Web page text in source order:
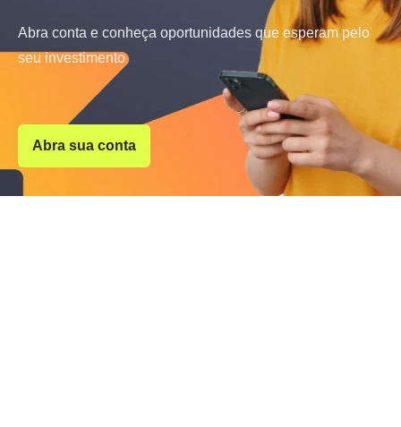
Abra conta e conheça oportunidades que esperam pelo
seu investimento
Abra sua conta